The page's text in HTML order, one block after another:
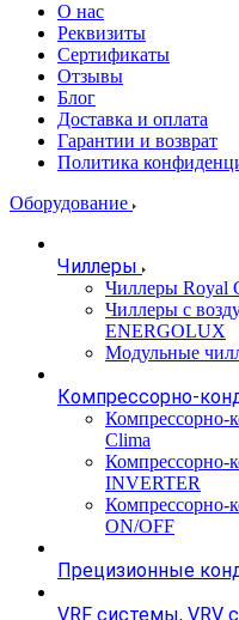
О нас
Реквизиты
Сертификаты
Отзывы
Блог
Доставка и оплата
Гарантии и возврат
Политика
Оборудование
Чиллеры
Чиллеры Royal
Чиллеры с
ENERGOLUX
Модульные
Компрессорно-
Компрессорно-
Clima
Компрессорно-
INVERTER
Компрессорно-
ON/OFF
Прецизионные
VRF системы, VRV